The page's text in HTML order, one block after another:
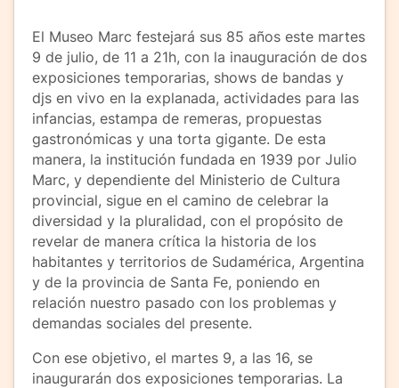
El Museo Marc festejará sus 85 años este martes
9 de julio, de 11 a 21h, con la inauguración de dos
exposiciones temporarias, shows de bandas y
djs en vivo en la explanada, actividades para las
infancias, estampa de remeras, propuestas
gastronómicas y una torta gigante. De esta
manera, la institución fundada en 1939 por Julio
Marc, y dependiente del Ministerio de Cultura
provincial, sigue en el camino de celebrar la
diversidad y la pluralidad, con el propósito de
revelar de manera crítica la historia de los
habitantes y territorios de Sudamérica, Argentina
y de la provincia de Santa Fe, poniendo en
relación nuestro pasado con los problemas y
demandas sociales del presente.
Con ese objetivo, el martes 9, a las 16, se
inaugurarán dos exposiciones temporarias. La